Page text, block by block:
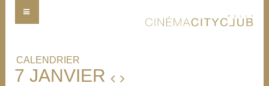
7 JANVIER
CALENDRIER